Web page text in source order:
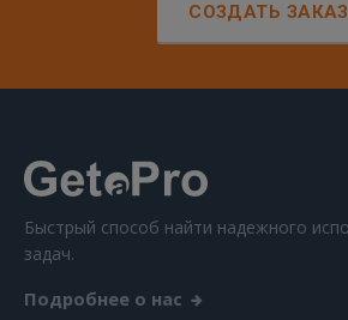
СОЗДАТЬ ЗАКАЗ
Быстрый способ найти надежного
задач.
Подробнее о нас